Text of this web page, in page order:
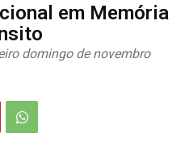
em Memória
domingo de novembro